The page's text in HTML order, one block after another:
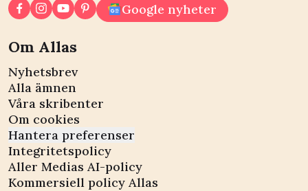
Google nyheter
Om Allas
Nyhetsbrev
Alla ämnen
Våra skribenter
Om cookies
Hantera preferenser
Integritetspolicy
Aller Medias AI-policy
Kommersiell policy Allas